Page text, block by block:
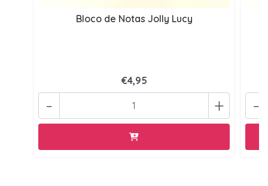
Bloco de Notas Jolly Lucy
€4,95
+
- -